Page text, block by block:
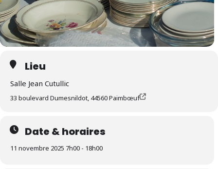
Lieu
Salle Jean Cutullic
33 boulevard Dumesnildot, 44560 Paimbœuf
Date & horaires
11 novembre 2025 7h00 - 18h00